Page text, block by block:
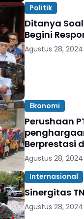
Politik
Ditanya
Begini
Agustus 28, 2024
Ekonomi
Perushaan
Berprestasi
Agustus 28, 2024
Internasional
Agustus 28, 2024